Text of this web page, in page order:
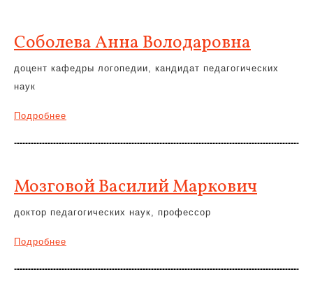
Соболева Анна Володаровна
доцент кафедры логопедии, кандидат педагогических
наук
Подробнее
Мозговой Василий Маркович
доктор педагогических наук, профессор
Подробнее